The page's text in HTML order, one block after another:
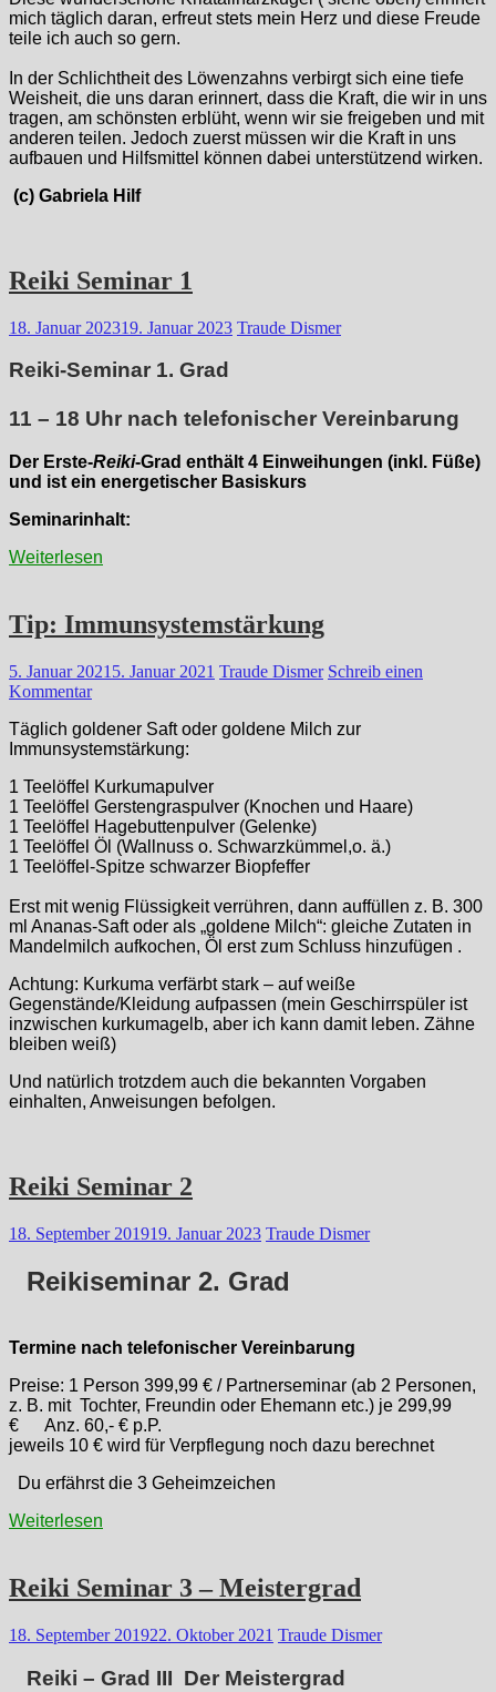
mich täglich daran, erfreut stets mein Herz und diese Freude
teile ich auch so gern.
In der Schlichtheit des Löwenzahns verbirgt sich eine tiefe
Weisheit, die uns daran erinnert, dass die Kraft, die wir in uns
tragen, am schönsten erblüht, wenn wir sie freigeben und mit
anderen teilen. Jedoch zuerst müssen wir die Kraft in uns
aufbauen und Hilfsmittel können dabei unterstützend wirken.
(c) Gabriela Hilf
Reiki Seminar 1
18. Januar 202319. Januar 2023 Traude Dismer
Reiki-Seminar 1. Grad
11 – 18 Uhr nach telefonischer Vereinbarung
Der Erste-Reiki-Grad enthält 4 Einweihungen (inkl. Füße)
und ist ein energetischer Basiskurs
Seminarinhalt:
Weiterlesen
Tip: Immunsystemstärkung
5. Januar 2021 5. Januar 2021 Traude Dismer Schreib einen
Kommentar
Täglich goldener Saft oder goldene Milch zur
Immunsystemstärkung:
1 Teelöffel Kurkumapulver
1 Teelöffel Gerstengraspulver (Knochen und Haare)
1 Teelöffel Hagebuttenpulver (Gelenke)
1 Teelöffel Öl (Wallnuss o. Schwarzkümmel,o. ä.)
1 Teelöffel-Spitze schwarzer Biopfeffer
Erst mit wenig Flüssigkeit verrühren, dann auffüllen z. B. 300
ml Ananas-Saft oder als „goldene Milch“: gleiche Zutaten in
Mandelmilch aufkochen, Öl erst zum Schluss hinzufügen .
Achtung: Kurkuma verfärbt stark – auf weiße
Gegenstände/Kleidung aufpassen (mein Geschirrspüler ist
inzwischen kurkumagelb, aber ich kann damit leben. Zähne
bleiben weiß)
Und natürlich trotzdem auch die bekannten Vorgaben
einhalten, Anweisungen befolgen.
Reiki Seminar 2
18. September 201919. Januar 2023 Traude Dismer
Reikiseminar 2. Grad
Termine nach telefonischer Vereinbarung
Preise: 1 Person 399,99 € / Partnerseminar (ab 2 Personen,
z. B. mit Tochter, Freundin oder Ehemann etc.) je 299,99
€ Anz. 60,- € p.P.
jeweils 10 € wird für Verpflegung noch dazu berechnet
Du erfährst die 3 Geheimzeichen
Weiterlesen
Reiki Seminar 3 – Meistergrad
18. September 201922. Oktober 2021 Traude Dismer
Reiki – Grad III Der Meistergrad